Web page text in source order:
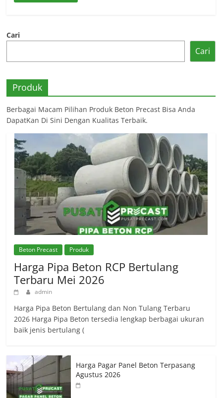
Cari
Cari
Produk
Berbagai Macam Pilihan Produk Beton Precast Bisa Anda
DapatKan Di Sini Dengan Kualitas Terbaik.
Beton Precast Produk
Harga Pipa Beton RCP Bertulang
Terbaru Mei 2026
admin
Harga Pipa Beton Bertulang dan Non Tulang Terbaru
2026 Harga Pipa Beton tersedia lengkap berbagai ukuran
baik jenis bertulang (
Harga Pagar Panel Beton Terpasang
Agustus 2026